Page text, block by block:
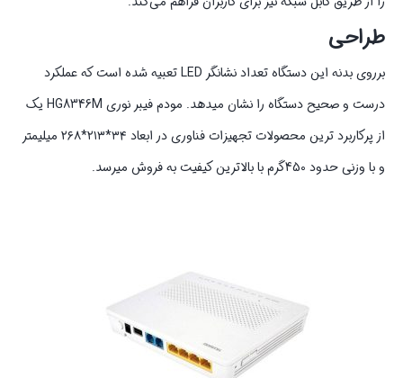
طراحی
برروی بدنه این دستگاه تعداد نشانگر LED تعبیه شده است که عملکرد
درست و صحیح دستگاه را نشان میدهد. مودم فیبر نوری HG8346M یک
از پرکاربرد ترین محصولات تجهیزات فناوری در ابعاد ۳۴*۲۱۳*۲۶۸ میلیمتر
و با وزنی حدود 450گرم با بالاترین کیفیت به فروش میرسد.